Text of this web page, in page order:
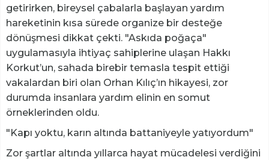
getirirken, bireysel çabalarla başlayan yardım
hareketinin kısa sürede organize bir desteğe
dönüşmesi dikkat çekti. "Askıda poğaça"
uygulamasıyla ihtiyaç sahiplerine ulaşan Hakkı
Korkut’un, sahada birebir temasla tespit ettiği
vakalardan biri olan Orhan Kılıç’ın hikayesi, zor
durumda insanlara yardım elinin en somut
örneklerinden oldu.
"Kapı yoktu, karın altında battaniyeyle yatıyordum"
Zor şartlar altında yıllarca hayat mücadelesi verdiğini